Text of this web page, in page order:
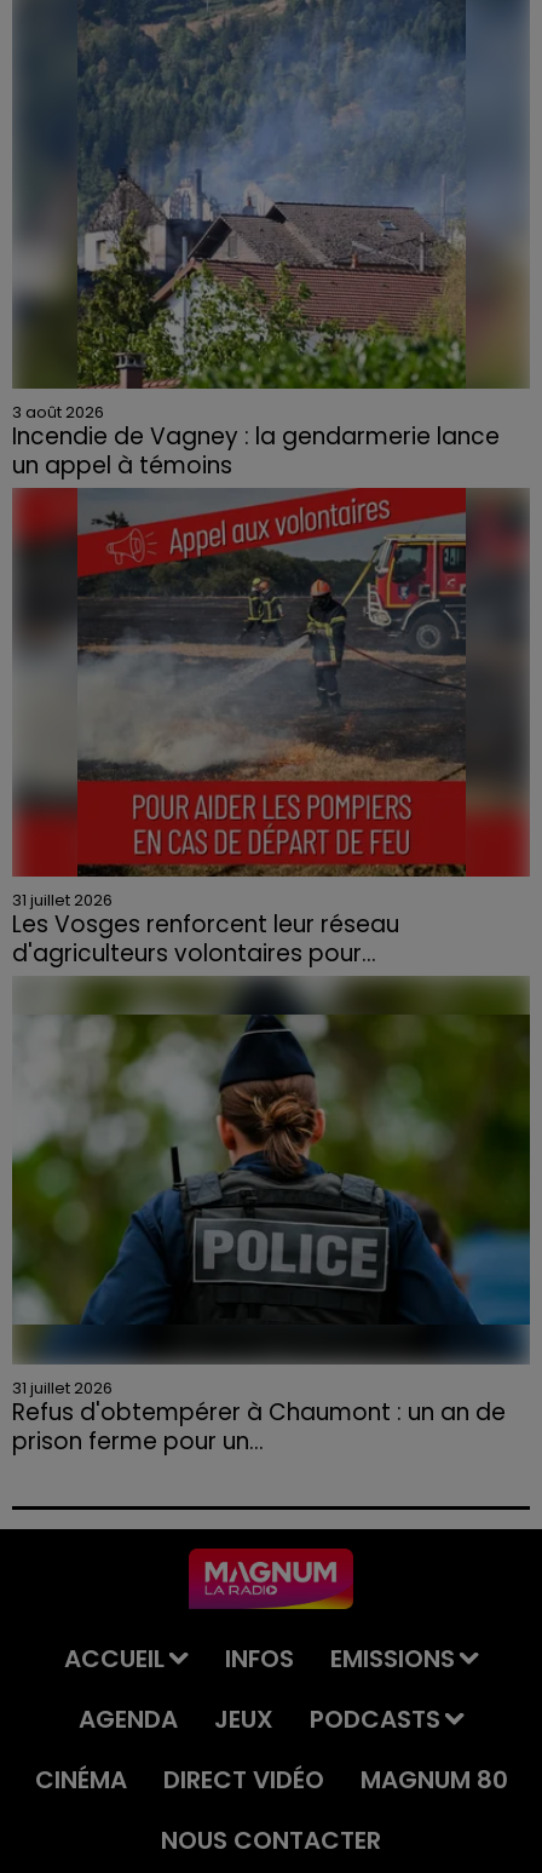
3 août 2026
Incendie de Vagney : la gendarmerie lance
un appel à témoins
Le feu, parti d'une haie avant de se propager au
quartier résidentiel, avait détruit deux habitations et
contraint à l'évacuation d'une centaine de personnes.
31 juillet 2026
Les Vosges renforcent leur réseau
d'agriculteurs volontaires pour...
Face à la sécheresse et aux risques de départs de feu,
la Chambre d'agriculture des Vosges a lancé un appel
aux agriculteurs volontaires pour venir en aide...
31 juillet 2026
Refus d'obtempérer à Chaumont : un an de
prison ferme pour un...
permis et la confiscation de son véhicule.
ACCUEIL INFOS
EMISSIONS
AGENDA
JEUX
PODCASTS
CINÉMA
DIRECT VIDÉO
MAGNUM 80
NOUS CONTACTER